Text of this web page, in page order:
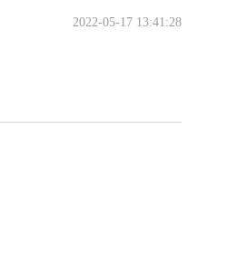
2022-05-17 13:41:28